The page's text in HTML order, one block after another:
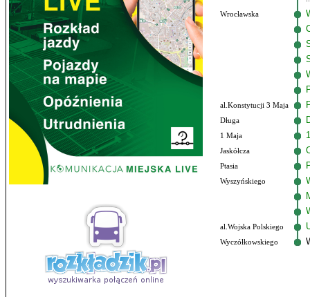
Wrocławska
al.Konstytucji 3 Maja
Długa
1 Maja
Jaskółcza
Ptasia
Wyszyńskiego
al.Wojska Polskiego
Wyczółkowskiego